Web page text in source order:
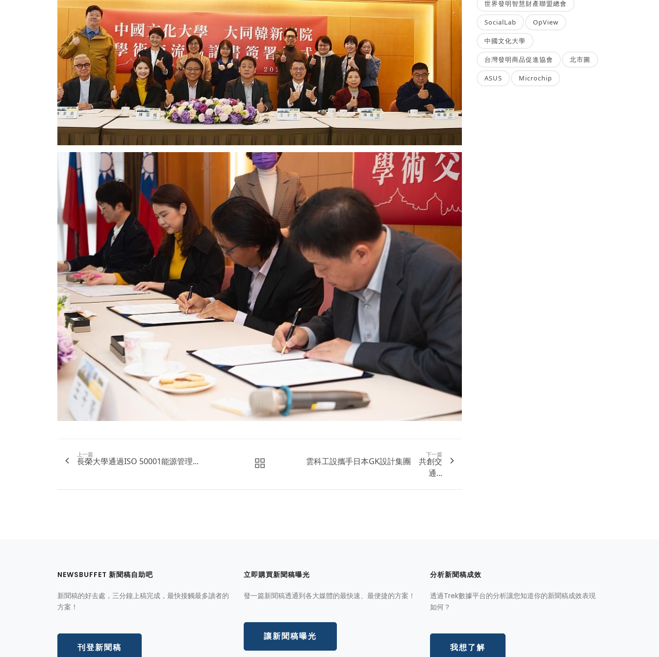
上一篇
長榮大學通過ISO 50001能源管理...
下一篇
雲科工設攜手日本GK設計集團 共創交
通...
世界發明智慧財產聯盟總會
SocialLab OpView
中國文化大學
台灣發明商品促進協會 北市圖
ASUS Microchip
NEWSBUFFET 新聞稿自助吧
新聞稿的好去處，三分鐘上稿完成，最快接觸最多讀者的
方案！
刊登新聞稿
立即購買新聞稿曝光
發一篇新聞稿透通到各大媒體的最快速、最便捷的方案！
讓新聞稿曝光
分析新聞稿成效
透過Trek數據平台的分析讓您知道你的新聞稿成效表現
如何？
我想了解